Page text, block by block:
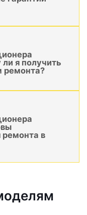
я получить
ремонта?
в